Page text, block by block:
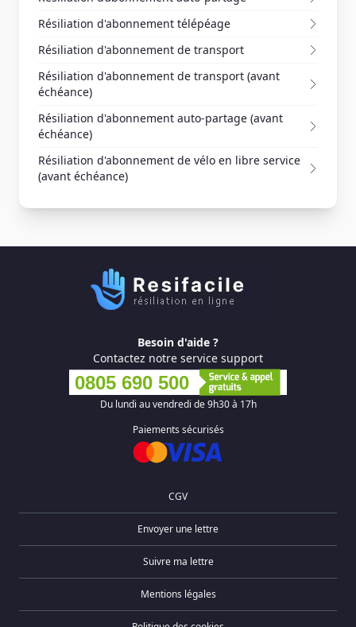
Résiliation d'abonnement télépéage
Résiliation d'abonnement de transport
Résiliation d'abonnement de transport (avant
échéance)
Résiliation d'abonnement auto-partage (avant
échéance)
Résiliation d'abonnement de vélo en libre service
(avant échéance)
Besoin d'aide ?
Contactez notre service support
0805 690 500
Du lundi au vendredi de 9h30 à 17h
Paiements sécurisés
CGV
Envoyer une lettre
Suivre ma lettre
Mentions légales